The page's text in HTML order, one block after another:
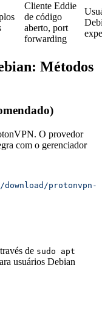
Cliente Eddie
de código
aberto, port
forwarding
Métodos
O provedor
com o gerenciador
de sudo apt
usuários Debian